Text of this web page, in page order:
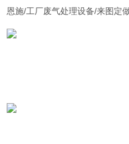
恩施/工厂废气处理设备/来图定